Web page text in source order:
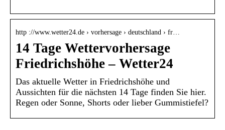
http ://www.wetter24.de › vorhersage › deutschland › fr…
14 Tage Wettervorhersage
Friedrichshöhe – Wetter24
Das aktuelle Wetter in Friedrichshöhe und
Aussichten für die nächsten 14 Tage finden Sie hier.
Regen oder Sonne, Shorts oder lieber Gummistiefel?